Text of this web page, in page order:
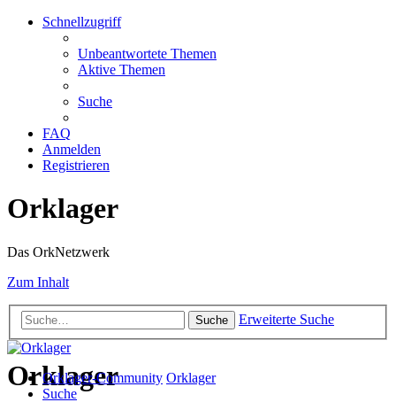
Schnellzugriff
Unbeantwortete Themen
Aktive Themen
Suche
FAQ
Anmelden
Registrieren
Orklager
Das OrkNetzwerk
Zum Inhalt
Suche Erweiterte Suche
Orklager
Orklager-Community Orklager
Suche